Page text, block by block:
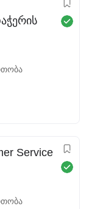
Service